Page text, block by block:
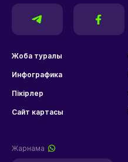
Жоба туралы
Инфографика
Пікірлер
Сайт картасы
Жарнама